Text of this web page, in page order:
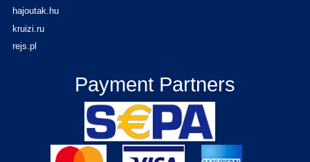
hajoutak.hu
kruizi.ru
rejs.pl
Payment Partners